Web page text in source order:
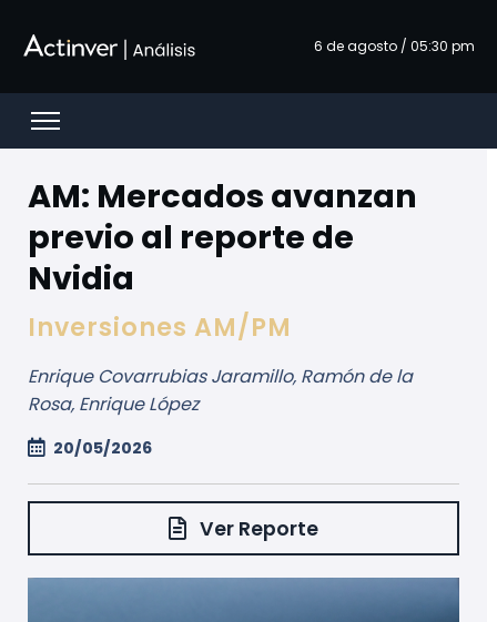
6 de agosto / 05:30 pm
Open menu
AM: Mercados avanzan
previo al reporte de
Nvidia
Inversiones AM/PM
Enrique Covarrubias Jaramillo, Ramón de la
Rosa, Enrique López
20/05/2026
Ver Reporte